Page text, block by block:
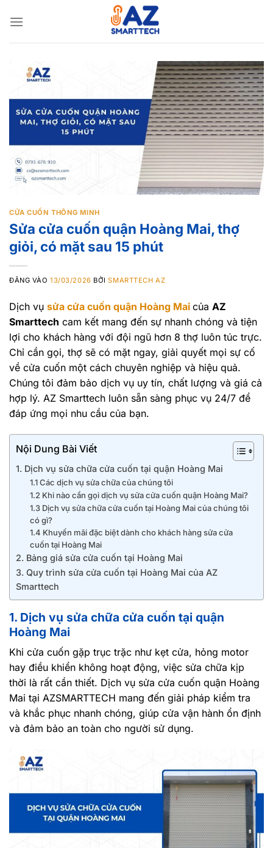
qua
CỬA CUỐN THÔNG MINH
Sửa cửa cuốn quận Hoàng Mai, thợ
giỏi, có mặt sau 15 phút
ĐĂNG VÀO13/03/2026 BỞISMARTTECH AZ
Dịch vụ sửa cửa cuốn quận Hoàng Mai của AZ
Smarttech cam kết mang đến sự nhanh chóng và tiện
lợi cho khách hàng với đội ngũ hơn 8 thợ luôn túc trực.
Chỉ cần gọi, thợ sẽ có mặt ngay, giải quyết mọi sự cố
về cửa cuốn một cách chuyên nghiệp và hiệu quả.
Chúng tôi đảm bảo dịch vụ uy tín, chất lượng và giá cả
hợp lý. AZ Smarttech luôn sẵn sàng phục vụ 24/7 để
đáp ứng mọi nhu cầu của bạn.
Nội Dung Bài Viết
1. Dịch vụ sửa chữa cửa cuốn tại quận Hoàng Mai
1.1 Các dịch vụ sửa chữa của chúng tôi
1.2 Khi nào cần gọi dịch vụ sửa cửa cuốn quận Hoàng Mai?
1.3 Dịch vụ sửa chữa cửa cuốn tại Hoàng Mai của chúng tôi
có gì?
1.4 Khuyến mãi đặc biệt dành cho khách hàng sửa cửa
cuốn tại Hoàng Mai
2. Bảng giá sửa cửa cuốn tại Hoàng Mai
3. Quy trình sửa cửa cuốn tại Hoàng Mai của AZ
Smarttech
1. Dịch vụ sửa chữa cửa cuốn tại quận
Hoàng Mai
Khi cửa cuốn gặp trục trặc như kẹt cửa, hỏng motor
hay điều khiển không hoạt động, việc sửa chữa kịp
thời là rất cần thiết. Dịch vụ sửa cửa cuốn quận Hoàng
Mai tại AZSMARTTECH mang đến giải pháp kiểm tra
và khắc phục nhanh chóng, giúp cửa vận hành ổn định
và đảm bảo an toàn cho người sử dụng.